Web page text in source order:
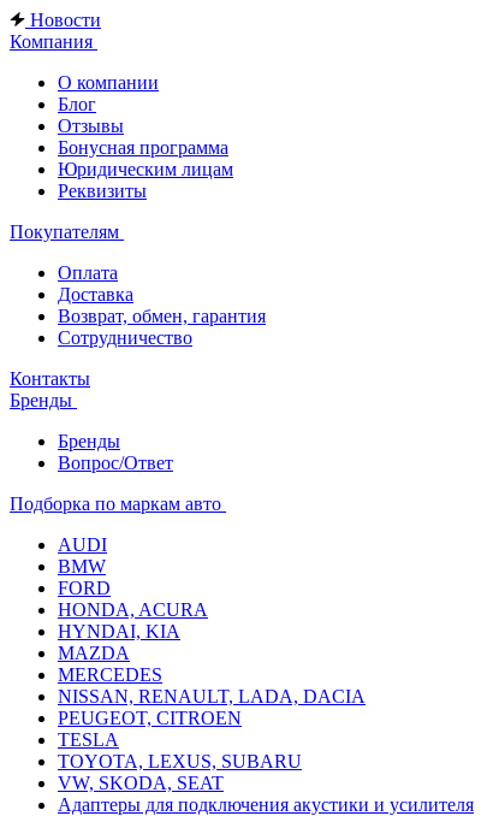
Новости
Компания
О компании
Блог
Отзывы
Бонусная программа
Юридическим лицам
Реквизиты
Покупателям
Оплата
Доставка
Возврат, обмен, гарантия
Сотрудничество
Контакты
Бренды
Бренды
Вопрос/Ответ
Подборка по маркам авто
AUDI
BMW
FORD
HONDA, ACURA
HYNDAI, KIA
MAZDA
MERCEDES
NISSAN, RENAULT, LADA, DACIA
PEUGEOT, CITROEN
TESLA
TOYOTA, LEXUS, SUBARU
VW, SKODA, SEAT
Адаптеры для подключения акустики и усилителя